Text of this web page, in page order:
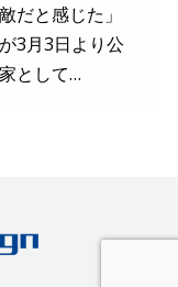
だと感じた」
3月3日より公
として…